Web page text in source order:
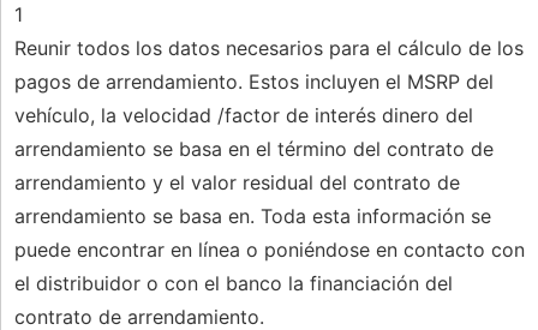
1
Reunir todos los datos necesarios para el cálculo de los
pagos de arrendamiento. Estos incluyen el MSRP del
vehículo, la velocidad /factor de interés dinero del
arrendamiento se basa en el término del contrato de
arrendamiento y el valor residual del contrato de
arrendamiento se basa en. Toda esta información se
puede encontrar en línea o poniéndose en contacto con
el distribuidor o con el banco la financiación del
contrato de arrendamiento.